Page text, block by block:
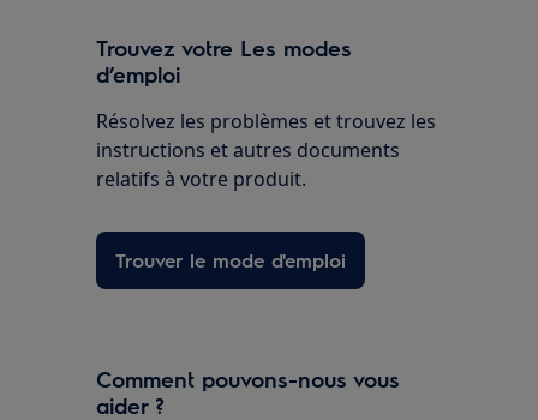
Trouvez votre Les modes
d’emploi
Résolvez les problèmes et trouvez les
instructions et autres documents
relatifs à votre produit.
Trouver le mode d'emploi
Comment pouvons-nous vous
aider ?